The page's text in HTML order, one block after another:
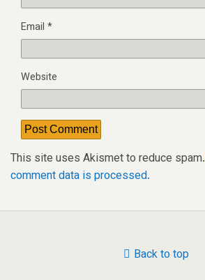
Email *
Website
This site uses Akismet to reduce spam.
comment data is processed.
Back to top